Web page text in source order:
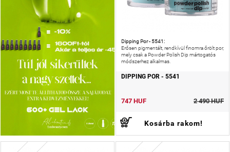
Dipping Por - 5541:
Erősen pigmentált, rendkívül finomra őrölt por,
mely csak a Powder Polish Dip mártogatós
módszerhez alkalmas.
DIPPING POR - 5541
747 HUF 2 490 HUF
Kosárba rakom!